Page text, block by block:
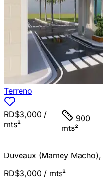
Terreno
RD$3,000 /
mts²
900
mts²
Duveaux (Mamey Macho),
RD$3,000 / mts²